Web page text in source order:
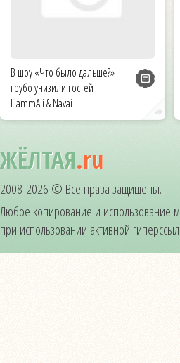
В шоу «Что было дальше?»
грубо унизили гостей
HammAli & Navai
ЖЁЛТАЯ.ru
2008-2026 © Все права защищены.
Любое копирование и использование
при использовании активной